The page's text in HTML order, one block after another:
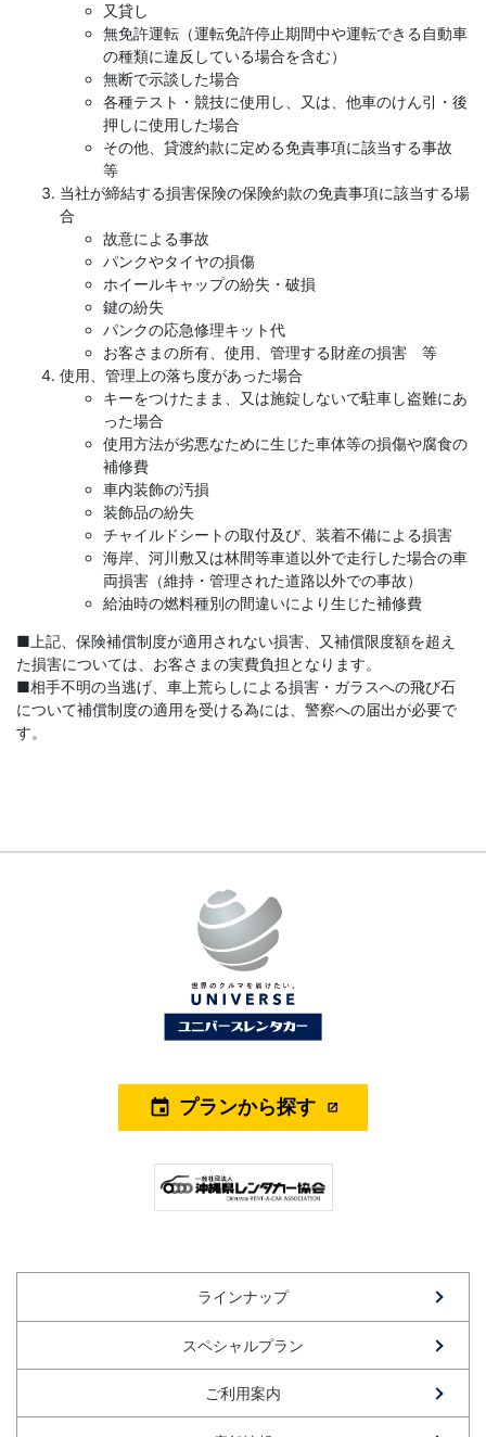
又貸し
無免許運転（運転免許停止期間中や運転できる自動車
の種類に違反している場合を含む）
無断で示談した場合
各種テスト・競技に使用し、又は、他車のけん引・後
押しに使用した場合
その他、貸渡約款に定める免責事項に該当する事故
等
当社が締結する損害保険の保険約款の免責事項に該当する場
合
故意による事故
パンクやタイヤの損傷
ホイールキャップの紛失・破損
鍵の紛失
パンクの応急修理キット代
お客さまの所有、使用、管理する財産の損害 等
使用、管理上の落ち度があった場合
キーをつけたまま、又は施錠しないで駐車し盗難にあ
った場合
使用方法が劣悪なために生じた車体等の損傷や腐食の
補修費
車内装飾の汚損
装飾品の紛失
チャイルドシートの取付及び、装着不備による損害
海岸、河川敷又は林間等車道以外で走行した場合の車
両損害（維持・管理された道路以外での事故）
給油時の燃料種別の間違いにより生じた補修費
■上記、保険補償制度が適用されない損害、又補償限度額を超え
た損害については、お客さまの実費負担となります。
■相手不明の当逃げ、車上荒らしによる損害・ガラスへの飛び石
について補償制度の適用を受ける為には、警察への届出が必要で
す。
event プランから探す
ラインナップ
スペシャルプラン
ご利用案内